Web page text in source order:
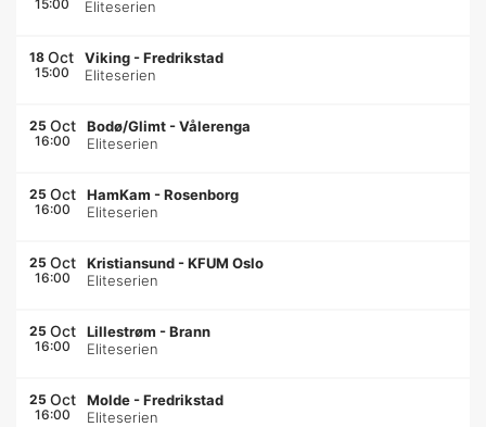
15:00
Eliteserien
18 Oct
15:00
Viking -Fredrikstad
Eliteserien
25 Oct
16:00
Bodø/Glimt -Vålerenga
Eliteserien
25 Oct
16:00
HamKam -Rosenborg
Eliteserien
25 Oct
16:00
Kristiansund -KFUM Oslo
Eliteserien
25 Oct
16:00
Lillestrøm -Brann
Eliteserien
25 Oct
16:00
Molde -Fredrikstad
Eliteserien